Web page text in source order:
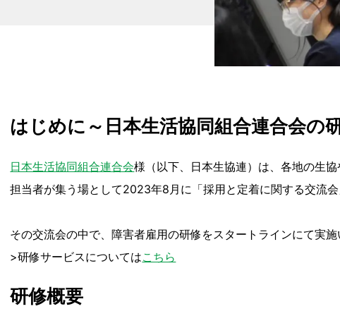
はじめに～日本生活協同組合連合会の
日本生活協同組合連合会様（以下、日本生協連）は、各地の生
担当者が集う場として2023年8月に「採用と定着に関する交流会
その交流会の中で、障害者雇用の研修をスタートラインにて実
>研修サービスについてはこちら
研修概要